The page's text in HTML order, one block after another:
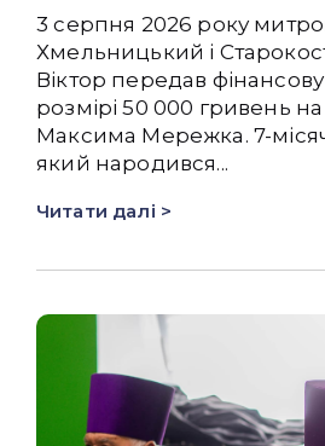
3 серпня 2026 року
Хмельницький і
Віктор передав
розмірі 50 000 гривень на
Максима Мережка. 7-
який народився...
Читати далі >